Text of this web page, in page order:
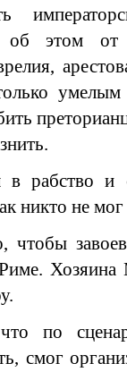
об этом от
рабство и
никто не
по
смог